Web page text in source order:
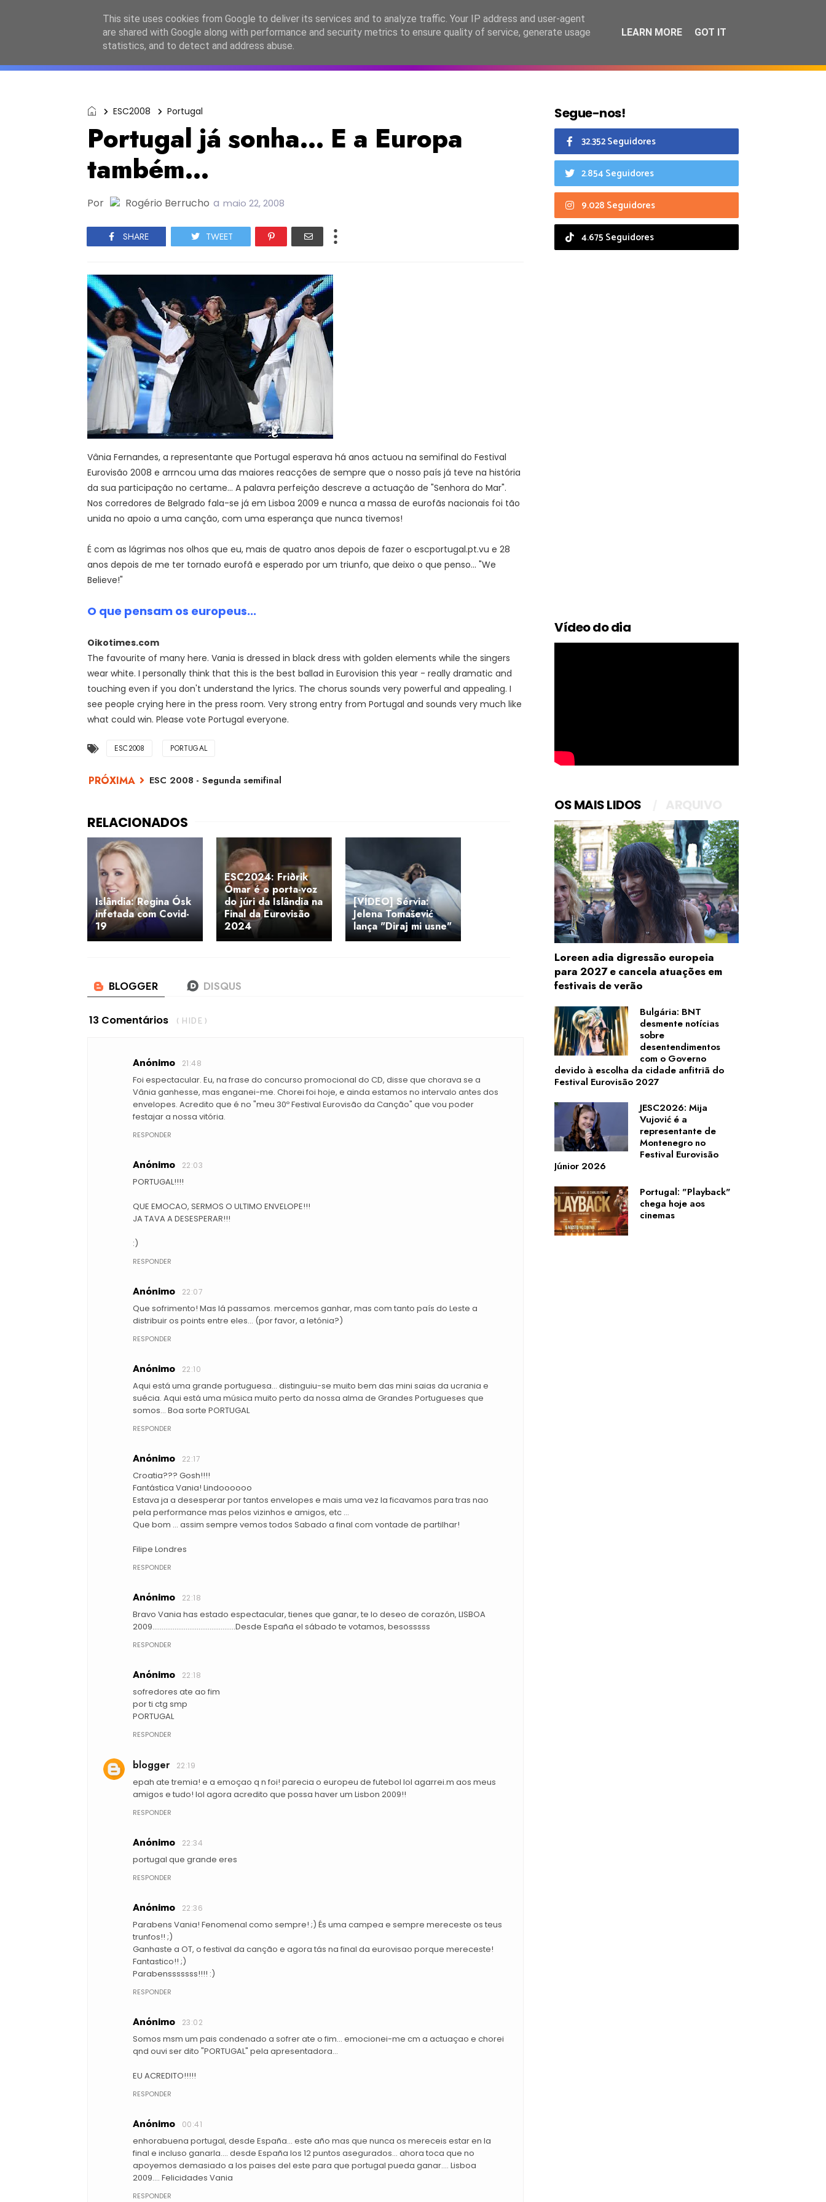
ESC2027 JESC2026 FC2026 EASC2026 PORTUGAL LANÇAMENTOS ESPECIAIS CALENDÁRIO
ESC2008 Portugal
Portugal já sonha... E a Europa
também...
Por Rogério Berrucho a maio 22, 2008
SHARE TWEET
Vânia Fernandes, a representante que Portugal esperava há anos actuou na semifinal do Festival
Eurovisão 2008 e arrncou uma das maiores reacções de sempre que o nosso país já teve na história
da sua participação no certame... A palavra perfeição descreve a actuação de "Senhora do Mar".
Nos corredores de Belgrado fala-se já em Lisboa 2009 e nunca a massa de eurofãs nacionais foi tão
unida no apoio a uma canção, com uma esperança que nunca tivemos!
É com as lágrimas nos olhos que eu, mais de quatro anos depois de fazer o escportugal.pt.vu e 28
anos depois de me ter tornado eurofã e esperado por um triunfo, que deixo o que penso... "We
Believe!"
O que pensam os europeus...
Oikotimes.com
The favourite of many here. Vania is dressed in black dress with golden elements while the singers
wear white. I personally think that this is the best ballad in Eurovision this year - really dramatic and
touching even if you don't understand the lyrics. The chorus sounds very powerful and appealing. I
see people crying here in the press room. Very strong entry from Portugal and sounds very much like
what could win. Please vote Portugal everyone.
ESC2008 PORTUGAL
ESC 2008 - Segunda semifinal
Islândia: Regina Ósk
infetada com Covid-
19
ESC2024: Friðrik
Ómar é o porta-voz
do júri da Islândia na
Final da Eurovisão
2024
[VÍDEO] Sérvia:
Jelena Tomašević
lança "Diraj mi usne"
13 Comentários ( HIDE )
Anónimo 21:48
Foi espectacular. Eu, na frase do concurso promocional do CD, disse que chorava se a
Vânia ganhesse, mas enganei-me. Chorei foi hoje, e ainda estamos no intervalo antes dos
envelopes. Acredito que é no "meu 30º Festival Eurovisão da Canção" que vou poder
festajar a nossa vitória.
RESPONDER
Anónimo 22:03
PORTUGAL!!!!
QUE EMOCAO, SERMOS O ULTIMO ENVELOPE!!!
JA TAVA A DESESPERAR!!!
:)
RESPONDER
Anónimo 22:07
Que sofrimento! Mas lá passamos. mercemos ganhar, mas com tanto país do Leste a
distribuir os points entre eles... (por favor, a letónia?)
RESPONDER
Anónimo 22:10
Aqui está uma grande portuguesa... distinguiu-se muito bem das mini saias da ucrania e
suécia. Aqui está uma música muito perto da nossa alma de Grandes Portugueses que
somos... Boa sorte PORTUGAL
RESPONDER
Anónimo 22:17
Croatia??? Gosh!!!!
Fantástica Vania! Lindoooooo
Estava ja a desesperar por tantos envelopes e mais uma vez la ficavamos para tras nao
pela performance mas pelos vizinhos e amigos, etc ...
Que bom ... assim sempre vemos todos Sabado a final com vontade de partilhar!
Filipe Londres
RESPONDER
Anónimo 22:18
Bravo Vania has estado espectacular, tienes que ganar, te lo deseo de corazón, LISBOA
2009.............................................Desde España el sábado te votamos, besosssss
RESPONDER
Anónimo 22:18
sofredores ate ao fim
por ti ctg smp
PORTUGAL
RESPONDER
blogger 22:19
epah ate tremia! e a emoçao q n foi! parecia o europeu de futebol lol agarrei.m aos meus
amigos e tudo! lol agora acredito que possa haver um Lisbon 2009!!
RESPONDER
Anónimo 22:34
portugal que grande eres
RESPONDER
Anónimo 22:36
Parabens Vania! Fenomenal como sempre! ;) És uma campea e sempre mereceste os teus
trunfos!! ;)
Ganhaste a OT, o festival da canção e agora tás na final da eurovisao porque mereceste!
Fantastico!! ;)
Parabensssssss!!!! :)
RESPONDER
Anónimo 23:02
Somos msm um pais condenado a sofrer ate o fim... emocionei-me cm a actuaçao e chorei
qnd ouvi ser dito "PORTUGAL" pela apresentadora...
EU ACREDITO!!!!!
RESPONDER
Anónimo 00:41
enhorabuena portugal, desde España... este año mas que nunca os mereceis estar en la
final e incluso ganarla.... desde España los 12 puntos asegurados... ahora toca que no
apoyemos demasiado a los paises del este para que portugal pueda ganar.... Lisboa
2009.... Felicidades Vania
RESPONDER
Segue-nos!
32.352 Seguidores
2.854 Seguidores
9.028 Seguidores
4.675 Seguidores
Vídeo do dia
OS MAIS LIDOS
Loreen adia digressão europeia
para 2027 e cancela atuações em
festivais de verão
Bulgária: BNT
desmente notícias
sobre
desentendimentos
com o Governo
devido à escolha da cidade anfitriã do
Festival Eurovisão 2027
JESC2026: Mija
Vujović é a
representante de
Montenegro no
Festival Eurovisão
Júnior 2026
Portugal: "Playback"
chega hoje aos
cinemas
This site uses cookies from Google to deliver its services and to analyze traffic. Your IP address and user-agent
are shared with Google along with performance and security metrics to ensure quality of service, generate usage
statistics, and to detect and address abuse.
LEARN MORE GOT IT